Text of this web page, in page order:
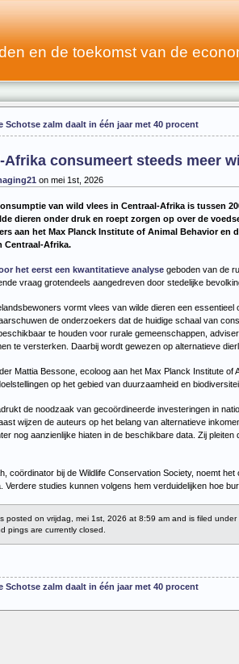
en de toekomst van de
Schotse zalm daalt in één jaar met 40 procent
Afrika consumeert steeds meer
on mei 1st, 2026
van wild vlees in Centraal-Afrika is tussen
dieren onder druk en roept zorgen op over de
aan het Max Planck Institute of Animal Behavior en
Centraal-Afrika.
het eerst een kwantitatieve analyse geboden van de
vraag grotendeels aangedreven door stedelijke
vormt vlees van wilde dieren een
de onderzoekers dat de huidige schaal van
te houden voor rurale gemeenschappen,
te versterken. Daarbij wordt gewezen op alternatieve
Mattia Bessone, ecoloog aan het Max Planck Institute
op het gebied van duurzaamheid en
de noodzaak van gecoördineerde investeringen in
wijzen de auteurs op het belang van alternatieve
nog aanzienlijke hiaten in de beschikbare data. Zij
coördinator bij de Wildlife Conservation Society, noemt
Verdere studies kunnen volgens hem verduidelijken hoe
posted on vrijdag, mei 1st, 2026 at 8:59 am and is filed under
pings are currently closed.
Schotse zalm daalt in één jaar met 40 procent